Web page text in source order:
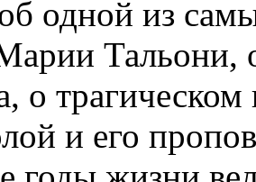
одной из
о трагическом
и его